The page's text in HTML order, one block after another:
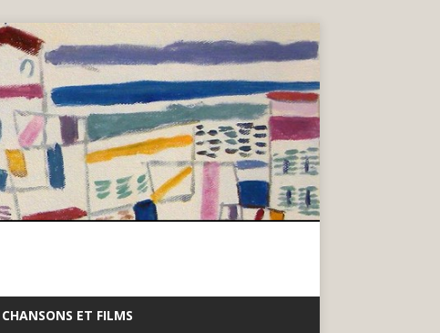
CHANSONS ET FILMS